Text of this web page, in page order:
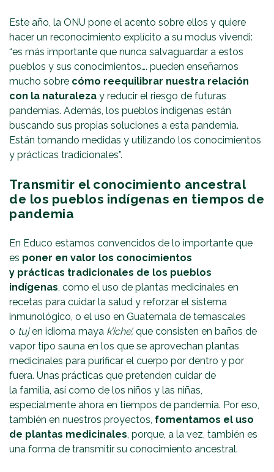
Este año, la ONU pone el acento sobre ellos y quiere
hacer un reconocimiento explícito a su modus vivendi:
“es más importante que nunca salvaguardar a estos
pueblos y sus conocimientos…. pueden enseñarnos
mucho sobre cómo reequilibrar nuestra relación
con la naturaleza y reducir el riesgo de futuras
pandemias. Además, los pueblos indígenas están
buscando sus propias soluciones a esta pandemia.
Están tomando medidas y utilizando los conocimientos
y prácticas tradicionales”.
Transmitir el conocimiento ancestral
de los pueblos indígenas en tiempos de
pandemia
En Educo estamos convencidos de lo importante que
es poner en valor los conocimientos
y prácticas tradicionales de los pueblos
indígenas, como el uso de plantas medicinales en
recetas para cuidar la salud y reforzar el sistema
inmunológico, o el uso en Guatemala de temascales
o tujen idioma maya k’iche’, que consisten en baños de
vapor tipo sauna en los que se aprovechan plantas
medicinales para purificar el cuerpo por dentro y por
fuera. Unas prácticas que pretenden cuidar de
la familia, así como de los niños y las niñas,
especialmente ahora en tiempos de pandemia. Por eso,
también en nuestros proyectos, fomentamos el uso
de plantas medicinales, porque, a la vez, también es
una forma de transmitir su conocimiento ancestral.